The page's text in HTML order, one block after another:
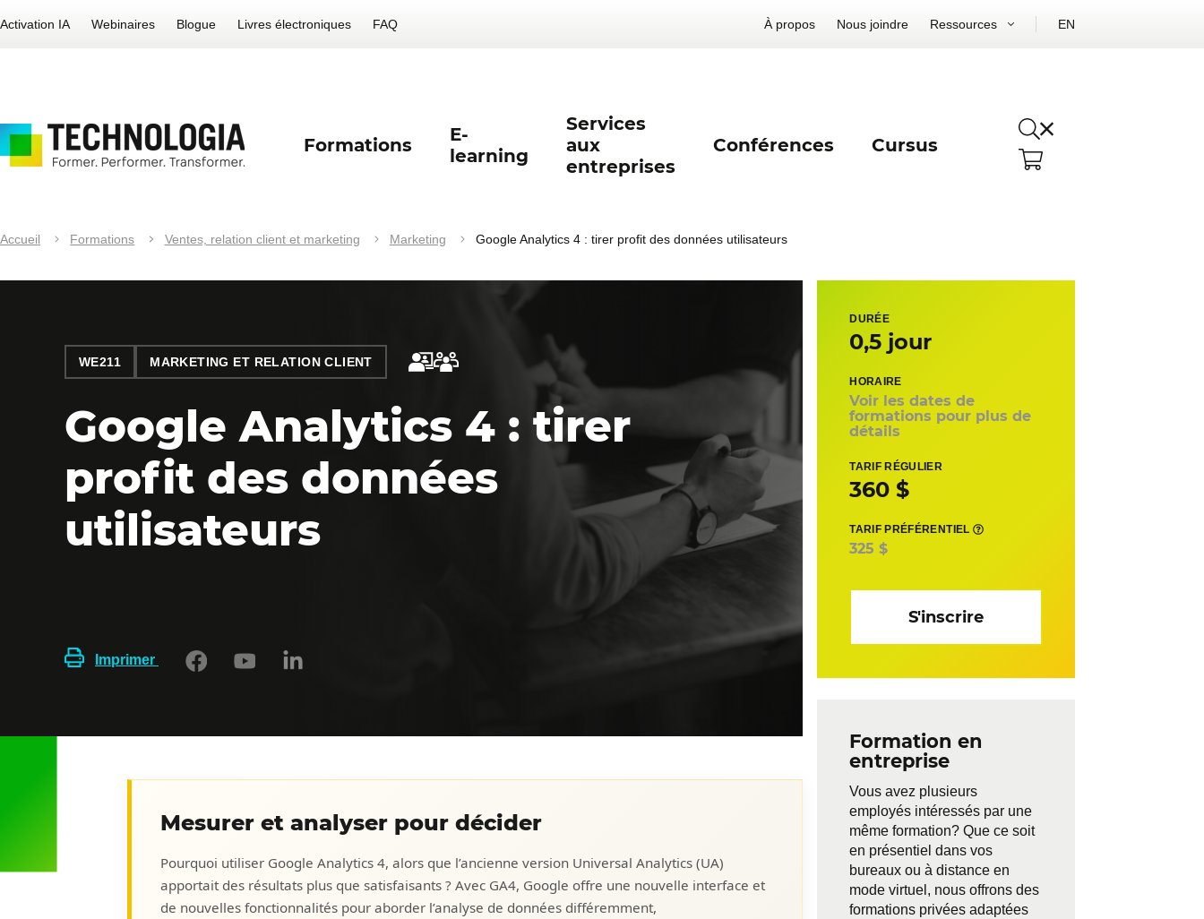
Activation IA Webinaires Blogue Livres électroniques FAQ À propos Nous joindre Ressources EN
Formations
E-
learning
Services
aux
entreprises
Conférences Cursus
Accueil Formations Ventes, relation client et marketing Marketing Google Analytics 4 : tirer profit des données utilisateurs
WE211 MARKETING ET RELATION CLIENT
Google Analytics 4 : tirer
profit des données
utilisateurs
Imprimer
Mesurer et analyser pour décider
Pourquoi utiliser Google Analytics 4, alors que l’ancienne version Universal Analytics (UA)
apportait des résultats plus que satisfaisants ? Avec GA4, Google offre une nouvelle interface et
de nouvelles fonctionnalités pour aborder l’analyse de données différemment,
DURÉE
0,5 jour
HORAIRE
Voir les dates de
formations pour plus de
détails
TARIF RÉGULIER
360 $
TARIF PRÉFÉRENTIEL
325 $
S'inscrire
Formation en
entreprise
Vous avez plusieurs
employés intéressés par une
même formation? Que ce soit
en présentiel dans vos
bureaux ou à distance en
mode virtuel, nous offrons des
formations privées adaptées